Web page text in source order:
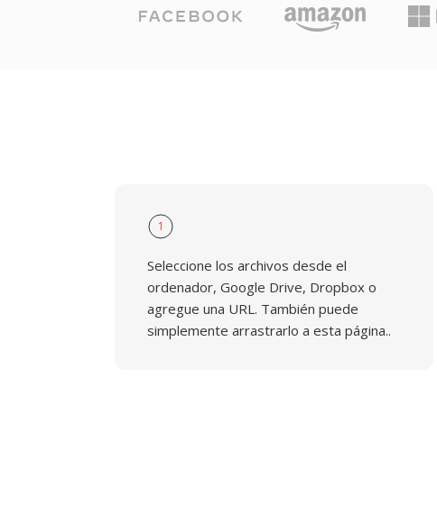
1
Seleccione los archivos desde el
ordenador, Google Drive, Dropbox o
agregue una URL. También puede
simplemente arrastrarlo a esta página..